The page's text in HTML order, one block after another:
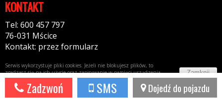
Zadzwoń SMS Dojedź do pojazdu
KONTAKT
Tel: 600 457 797
76-031 Mścice
Kontakt: przez formularz
Serwis wykorzystuje pliki cookies. Jeżeli nie blokujesz plików, to
zgadzasz się na ich użycie oraz zapisywanie w pamięci urządzenia.
Więcej informacji wpolityce prywatności
Zamknij
Potrzebujesz taki portal? Napisz do nas! 44fox.com